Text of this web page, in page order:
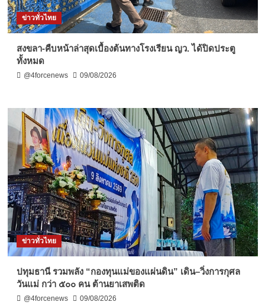
ข่าวทั่วไทย
สงขลา-คืบหน้าล่าสุดเบื้องต้นทางโรงเรียน ญว. ได้ปิดประตู
ทั้งหมด
@4forcenews 09/08/2026
ข่าวทั่วไทย
ปทุมธานี รวมพลัง “กองทุนแม่ของแผ่นดิน” เดิน–วิ่งการกุศล
วันแม่ กว่า ๕๐๐ คน ต้านยาเสพติด
@4forcenews 09/08/2026